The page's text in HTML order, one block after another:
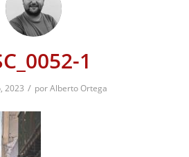
1
2023 / porAlberto Ortega